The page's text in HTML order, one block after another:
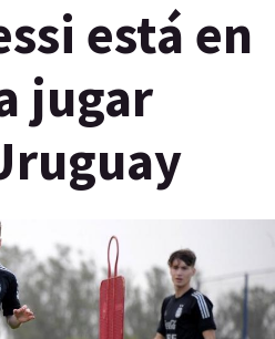
está en
jugar